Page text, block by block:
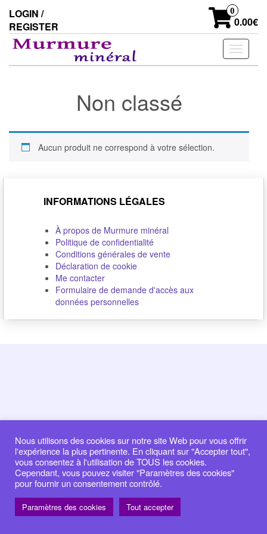
the
content
LOGIN /
REGISTER
0
0.00€
Toggle
Non classé
Aucun produit ne correspond à votre sélection.
INFORMATIONS LÉGALES
À propos de Murmure minéral
Politique de confidentialité
Conditions générales de vente
Déclaration de cookie
Me contacter
Formulaire de demande d'accès aux
données personnelles
Nous utilisons des cookies sur notre site Web pour vous offrir
l'expérience la plus pertinente. En cliquant sur "Accepter tout",
vous consentez à l'utilisation de TOUS les cookies.
Cependant, vous pouvez visiter "Paramètres des cookies"
pour fournir un consentement contrôlé.
Paramètres des cookies Tout accepter